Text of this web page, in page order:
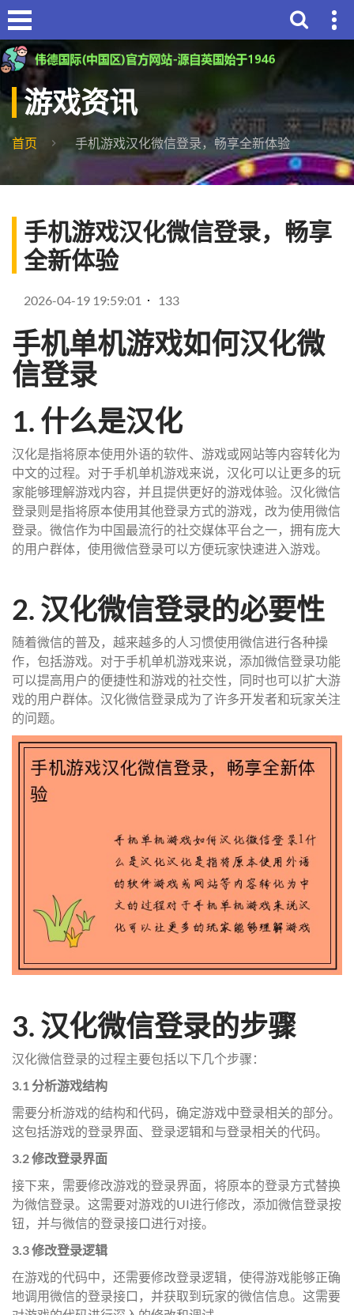
游戏资讯
首页 手机游戏汉化微信登录，畅享全新体验
手机游戏汉化微信登录，畅享
全新体验
2026-04-19 19:59:01 133
手机单机游戏如何汉化微
信登录
1. 什么是汉化
汉化是指将原本使用外语的软件、游戏或网站等内容转化为
中文的过程。对于手机单机游戏来说，汉化可以让更多的玩
家能够理解游戏内容，并且提供更好的游戏体验。汉化微信
登录则是指将原本使用其他登录方式的游戏，改为使用微信
登录。微信作为中国最流行的社交媒体平台之一，拥有庞大
的用户群体，使用微信登录可以方便玩家快速进入游戏。
2. 汉化微信登录的必要性
随着微信的普及，越来越多的人习惯使用微信进行各种操
作，包括游戏。对于手机单机游戏来说，添加微信登录功能
可以提高用户的便捷性和游戏的社交性，同时也可以扩大游
戏的用户群体。汉化微信登录成为了许多开发者和玩家关注
的问题。
3. 汉化微信登录的步骤
汉化微信登录的过程主要包括以下几个步骤：
3.1 分析游戏结构
需要分析游戏的结构和代码，确定游戏中登录相关的部分。
这包括游戏的登录界面、登录逻辑和与登录相关的代码。
3.2 修改登录界面
接下来，需要修改游戏的登录界面，将原本的登录方式替换
为微信登录。这需要对游戏的UI进行修改，添加微信登录按
钮，并与微信的登录接口进行对接。
3.3 修改登录逻辑
在游戏的代码中，还需要修改登录逻辑，使得游戏能够正确
地调用微信的登录接口，并获取到玩家的微信信息。这需要